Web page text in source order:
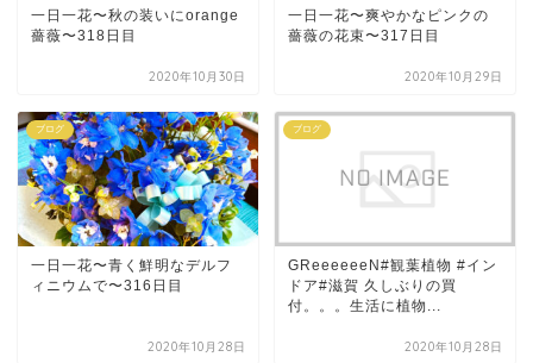
一日一花〜秋の装いにorange
薔薇〜318日目
2020年10月30日
一日一花〜爽やかなピンクの
薔薇の花束〜317日目
2020年10月29日
ブログ
一日一花〜青く鮮明なデルフ
ィニウムで〜316日目
2020年10月28日
ブログ
GReeeeeeN#観葉植物 #イン
ドア#滋賀 久しぶりの買
付。。。生活に植物...
2020年10月28日